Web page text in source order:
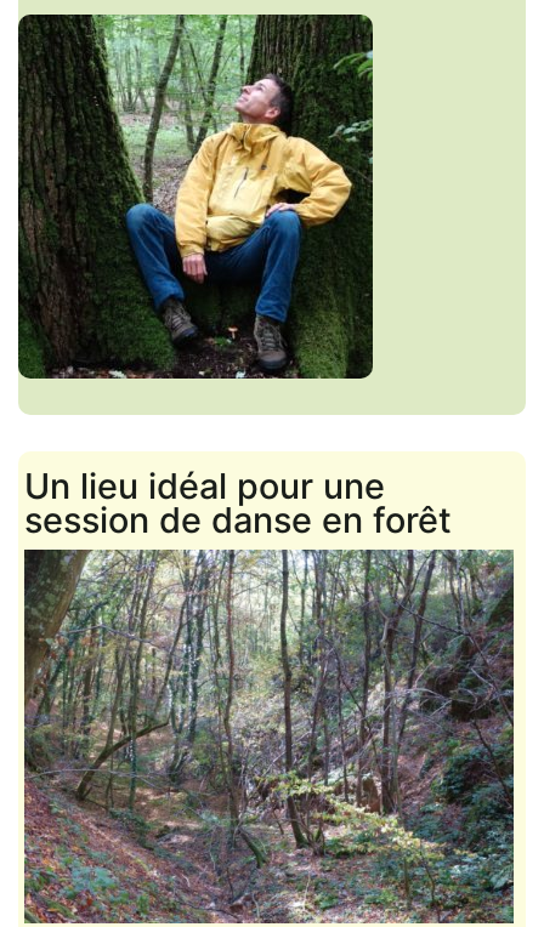
Un lieu idéal pour une
session de danse en forêt